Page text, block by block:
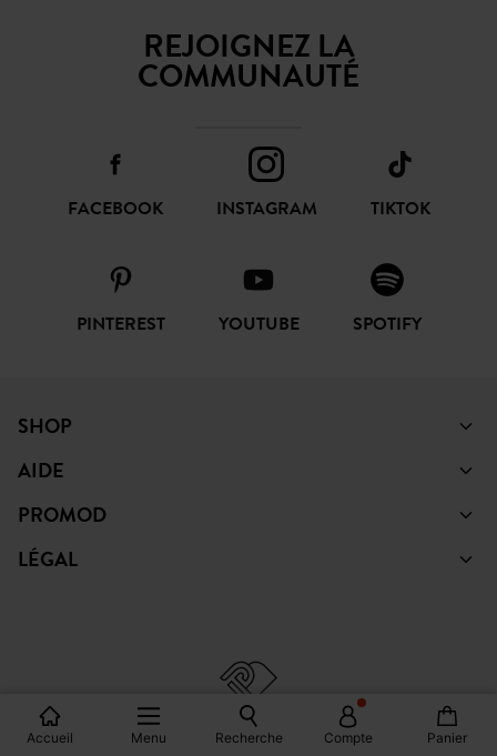
Accueil Menu Recherche Compte Panier
REJOIGNEZ LA
COMMUNAUTÉ
FACEBOOK INSTAGRAM TIKTOK
PINTEREST YOUTUBE SPOTIFY
SHOP
AIDE
PROMOD
LÉGAL